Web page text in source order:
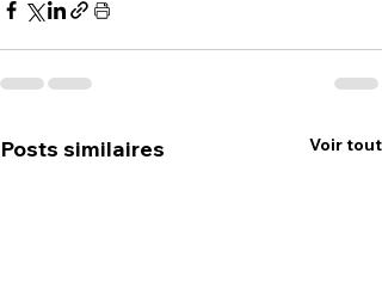
Posts similaires Voir tout